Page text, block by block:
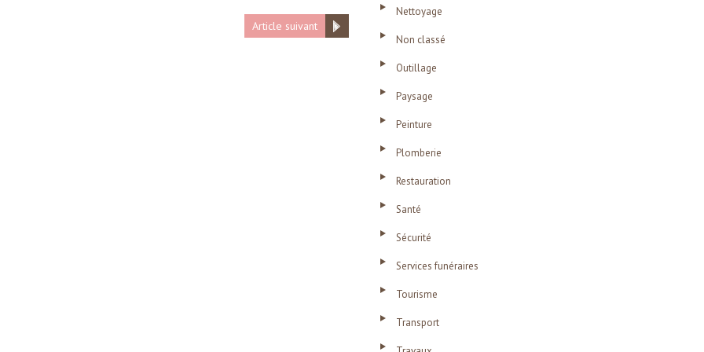
Article suivant
Nettoyage
Non classé
Outillage
Paysage
Peinture
Plomberie
Restauration
Santé
Sécurité
Services funéraires
Tourisme
Transport